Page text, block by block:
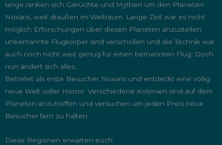
lange ranken sich Gerüchte und Mythen um den Planeten
Noxaris, weit draußen im Weltraum. Lange Zeit war es nicht
möglich Erforschungen über diesen Planeten anzustellen,
unbemannte Flugkörper sind verschollen und die Technik war
auch noch nicht weit genug für einen bemannten Flug. Doch
nun ändert sich alles…
Betretet als erste Besucher Noxaris und entdeckt eine völlig
neue Welt voller Horror. Verschiedene Kolonien sind auf dem
Planeten anzutreffen und versuchen um jeden Preis neue
Besucher fern zu halten.
Diese Regionen erwarten euch: